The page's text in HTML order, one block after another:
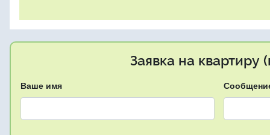
Заявка на квартиру
Ваше имя